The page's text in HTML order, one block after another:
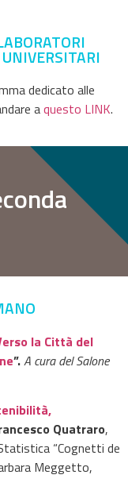
dedicato alle
aquesto LINK.
la Città del
”.A cura del Salone
Quatraro,
“Cognetti de
Meggetto,